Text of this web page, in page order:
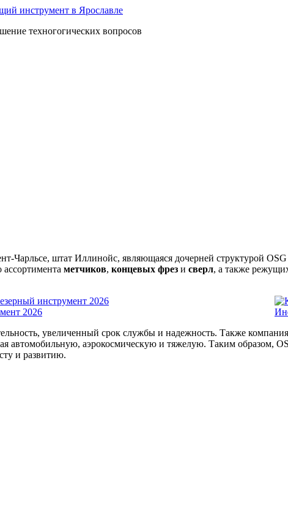
техногогических вопросов
Чарльсе, штат Иллинойс, являющаяся дочерней структурой
метчиков, концевых фрез и сверл, а также
2026
увеличенный срок службы и надежность. Также
автомобильную, аэрокосмическую и тяжелую. Таким образом,
и развитию.